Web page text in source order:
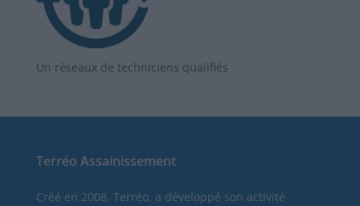
Un réseaux de techniciens qualifiés
Terréo Assainissement
Créé en 2008, Terréo, a développé son activité